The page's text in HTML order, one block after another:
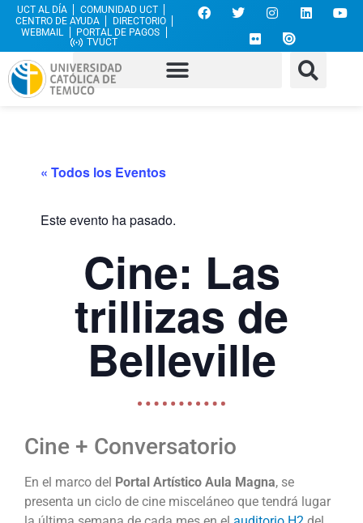
UCT AL DÍA
COMUNIDAD UCT
CENTRO DE AYUDA
DIRECTORIO
WEBMAIL
PORTAL DE PAGOS
TVUCT
« Todos los Eventos
Este evento ha pasado.
Cine: Las
trillizas de
Belleville
Cine + Conversatorio
En el marco del Portal Artístico Aula Magna, se
presenta un ciclo de cine misceláneo que tendrá lugar